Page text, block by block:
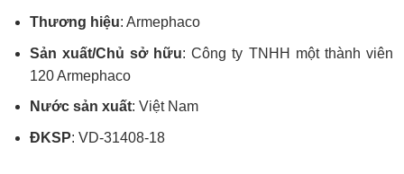
Thương hiệu: Armephaco
Sản xuất/Chủ sở hữu: Công ty TNHH một thành viên
120 Armephaco
Nước sản xuất: Việt Nam
ĐKSP: VD-31408-18